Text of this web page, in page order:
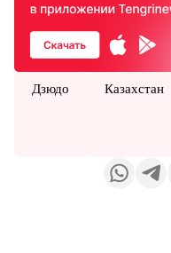
Дзюдо Казахстан